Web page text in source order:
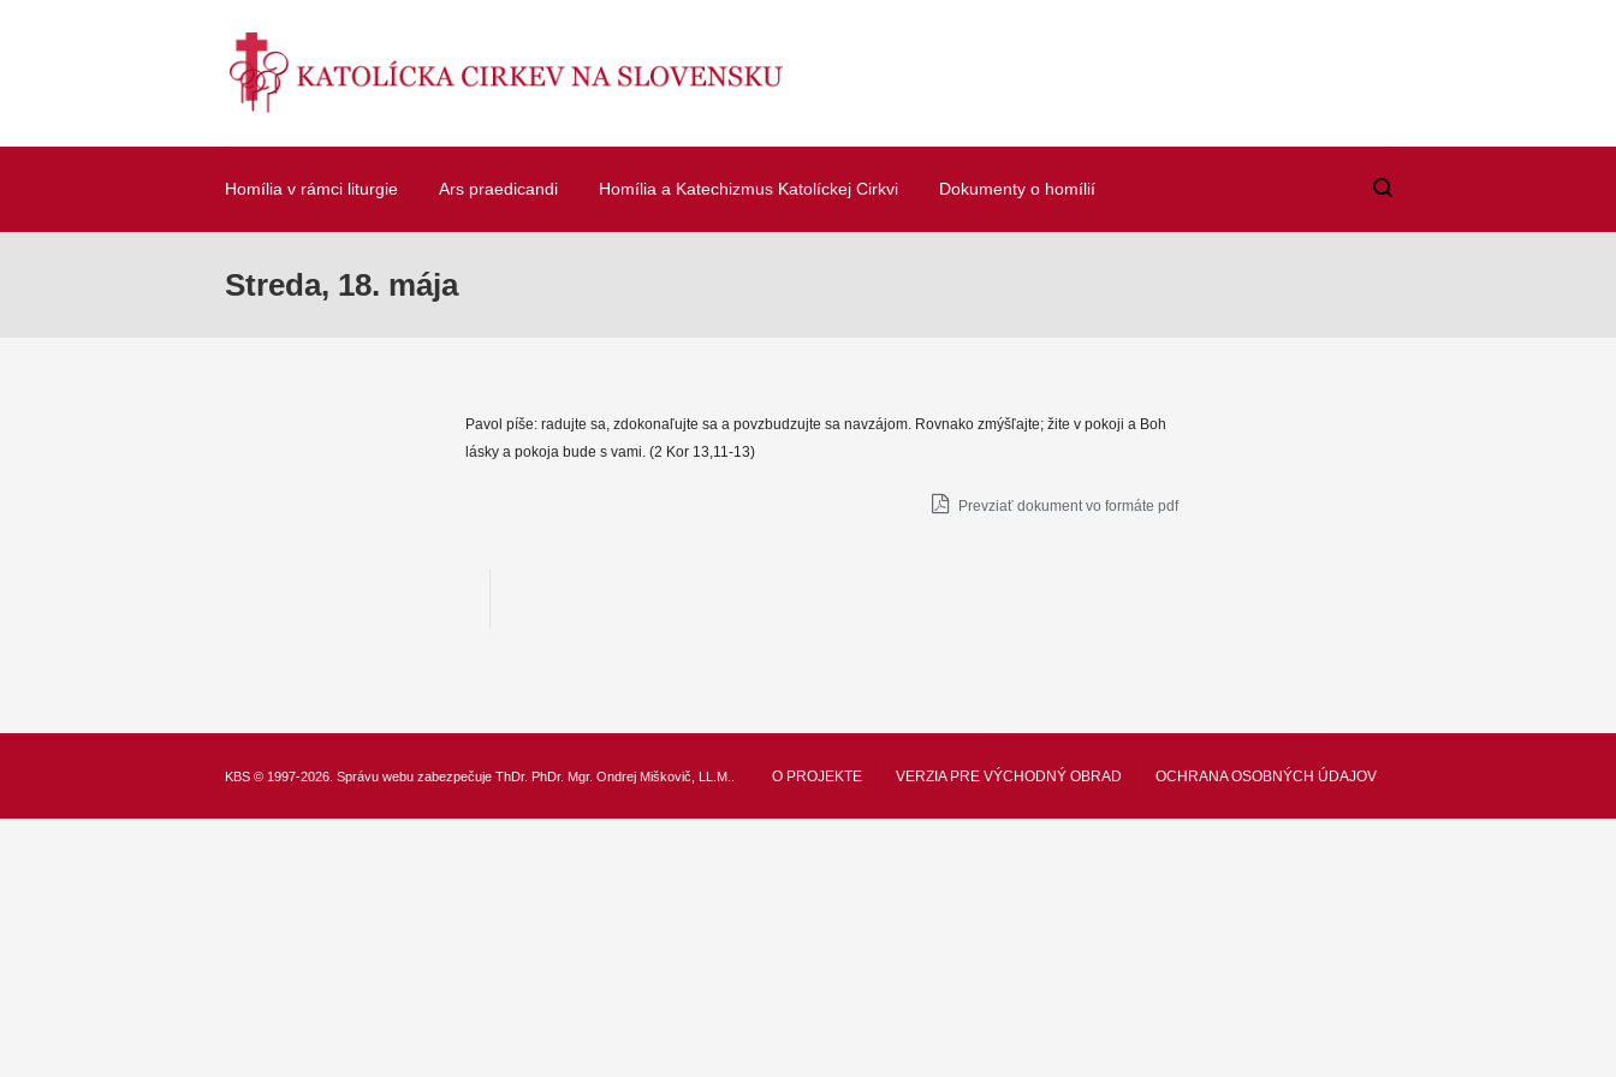
Homília v rámci liturgie Ars praedicandi Homília a Katechizmus Katolíckej Cirkvi Dokumenty o homílií
Streda, 18. mája
Pavol píše: radujte sa, zdokonaľujte sa a povzbudzujte sa navzájom. Rovnako zmýšľajte; žite v pokoji a Boh
lásky a pokoja bude s vami. (2 Kor 13,11-13)
Prevziať dokument vo formáte pdf
KBS © 1997-2026. Správu webu zabezpečuje ThDr. PhDr. Mgr. Ondrej Miškovič, LL.M. O PROJEKTE VERZIA PRE VÝCHODNÝ OBRAD OCHRANA OSOBNÝCH ÚDAJOV